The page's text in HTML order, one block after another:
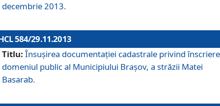
decembrie 2013.
584/29.11.2013
Titlu: Însuşirea documentaţiei cadastrale privind
domeniul public al Municipiului Braşov, a străzii Matei
Basarab.